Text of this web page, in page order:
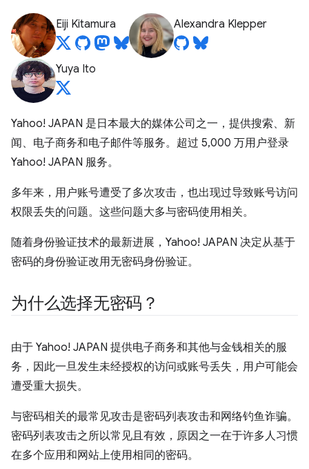
Eiji Kitamura Alexandra Klepper
Yuya Ito
Yahoo! JAPAN 是日本最大的媒体公司之一，提供搜索、新
闻、电子商务和电子邮件等服务。超过 5,000 万用户登录
Yahoo! JAPAN 服务。
多年来，用户账号遭受了多次攻击，也出现过导致账号访问
权限丢失的问题。这些问题大多与密码使用相关。
随着身份验证技术的最新进展，Yahoo! JAPAN 决定从基于
密码的身份验证改用无密码身份验证。
为什么选择无密码？
由于 Yahoo! JAPAN 提供电子商务和其他与金钱相关的服
务，因此一旦发生未经授权的访问或账号丢失，用户可能会
遭受重大损失。
与密码相关的最常见攻击是密码列表攻击和网络钓鱼诈骗。
密码列表攻击之所以常见且有效，原因之一在于许多人习惯
在多个应用和网站上使用相同的密码。